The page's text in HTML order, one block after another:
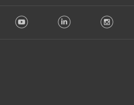
Youtube LinkedIn